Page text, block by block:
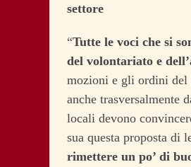
settore
“Tutte le voci che si
del volontariato e
mozioni e gli ordini del
anche trasversalmente
locali devono
sua questa proposta di
rimettere un po’ di